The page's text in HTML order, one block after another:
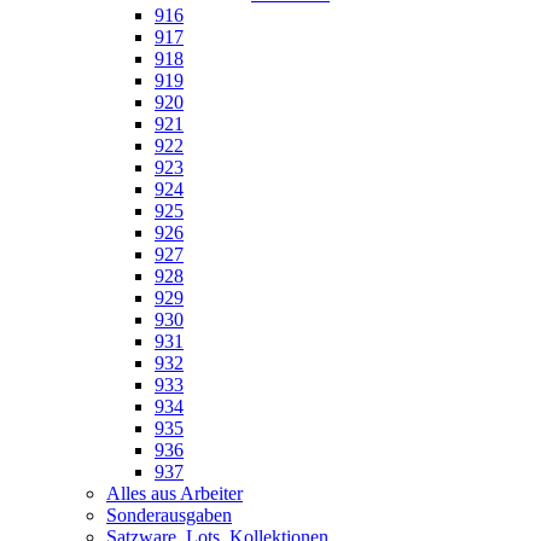
916
917
918
919
920
921
922
923
924
925
926
927
928
929
930
931
932
933
934
935
936
937
Alles aus Arbeiter
Sonderausgaben